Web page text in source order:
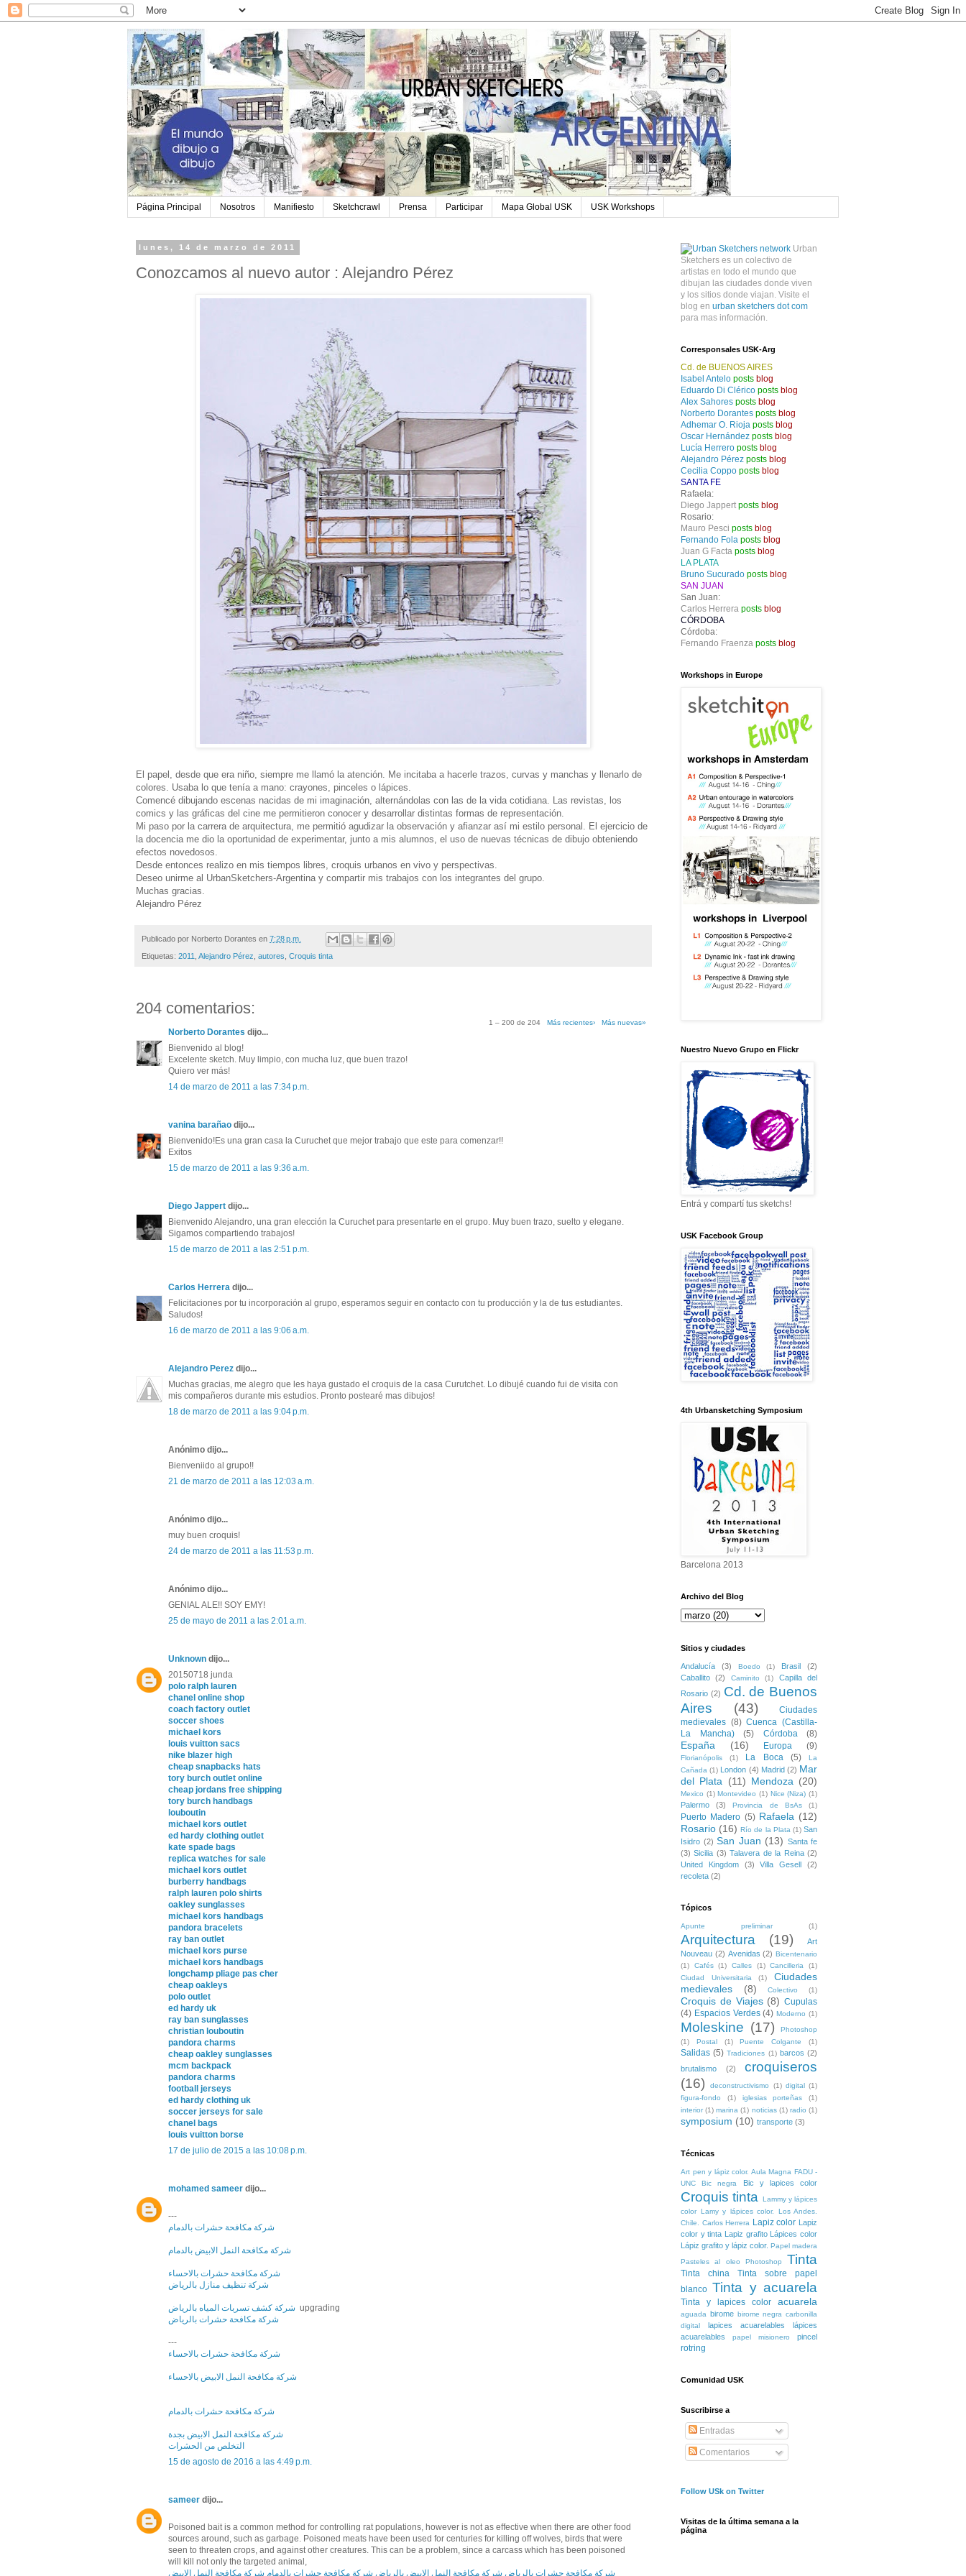
Página Principal Nosotros Manifiesto Sketchcrawl Prensa Participar Mapa Global USK USK Workshops
lunes, 14 de marzo de 2011
Conozcamos al nuevo autor : Alejandro Pérez
El papel, desde que era niño, siempre me llamó la atención. Me incitaba a hacerle trazos, curvas y manchas y llenarlo de
colores. Usaba lo que tenía a mano: crayones, pinceles o lápices.
Comencé dibujando escenas nacidas de mi imaginación, alternándolas con las de la vida cotidiana. Las revistas, los
comics y las gráficas del cine me permitieron conocer y desarrollar distintas formas de representación.
Mi paso por la carrera de arquitectura, me permitió agudizar la observación y afianzar así mi estilo personal. El ejercicio de
la docencia me dio la oportunidad de experimentar, junto a mis alumnos, el uso de nuevas técnicas de dibujo obteniendo
efectos novedosos.
Desde entonces realizo en mis tiempos libres, croquis urbanos en vivo y perspectivas.
Deseo unirme al UrbanSketchers-Argentina y compartir mis trabajos con los integrantes del grupo.
Muchas gracias.
Alejandro Pérez
Publicado por Norberto Dorantes en 7:28 p.m.
Etiquetas: 2011, Alejandro Pérez, autores, Croquis tinta
204 comentarios:
1 – 200 de 204 Más recientes› Más nuevas»
Norberto Dorantes dijo...
Bienvenido al blog!
Excelente sketch. Muy limpio, con mucha luz, que buen trazo!
Quiero ver más!
14 de marzo de 2011 a las 7:34 p.m.
vanina barañao dijo...
Bienvenido!Es una gran casa la Curuchet que mejor trabajo que este para comenzar!!
Exitos
15 de marzo de 2011 a las 9:36 a.m.
Diego Jappert dijo...
Bienvenido Alejandro, una gran elección la Curuchet para presentarte en el grupo. Muy buen trazo, suelto y elegane.
Sigamos compartiendo trabajos!
15 de marzo de 2011 a las 2:51 p.m.
Carlos Herrera dijo...
Felicitaciones por tu incorporación al grupo, esperamos seguir en contacto con tu producción y la de tus estudiantes.
Saludos!
16 de marzo de 2011 a las 9:06 a.m.
Alejandro Perez dijo...
Muchas gracias, me alegro que les haya gustado el croquis de la casa Curutchet. Lo dibujé cuando fui de visita con
mis compañeros durante mis estudios. Pronto postearé mas dibujos!
18 de marzo de 2011 a las 9:04 p.m.
Anónimo dijo...
Bienveniido al grupo!!
21 de marzo de 2011 a las 12:03 a.m.
Anónimo dijo...
muy buen croquis!
24 de marzo de 2011 a las 11:53 p.m.
Anónimo dijo...
GENIAL ALE!! SOY EMY!
25 de mayo de 2011 a las 2:01 a.m.
Unknown dijo...
20150718 junda
polo ralph lauren
chanel online shop
coach factory outlet
soccer shoes
michael kors
louis vuitton sacs
nike blazer high
cheap snapbacks hats
tory burch outlet online
cheap jordans free shipping
tory burch handbags
louboutin
michael kors outlet
ed hardy clothing outlet
kate spade bags
replica watches for sale
michael kors outlet
burberry handbags
ralph lauren polo shirts
oakley sunglasses
michael kors handbags
pandora bracelets
ray ban outlet
michael kors purse
michael kors handbags
longchamp pliage pas cher
cheap oakleys
polo outlet
ed hardy uk
ray ban sunglasses
christian louboutin
pandora charms
cheap oakley sunglasses
mcm backpack
pandora charms
football jerseys
ed hardy clothing uk
soccer jerseys for sale
chanel bags
louis vuitton borse
17 de julio de 2015 a las 10:08 p.m.
mohamed sameer dijo...
---
شركة مكافحة حشرات بالدمام
شركة مكافحة النمل الابيض بالدمام
شركة مكافحة حشرات بالاحساء
شركة تنظيف منازل بالرياض
شركة كشف تسربات المياه بالرياض upgrading
شركة مكافحة حشرات بالرياض
---
شركة مكافحة حشرات بالاحساء
شركة مكافحة النمل الابيض بالاحساء
شركة مكافحة حشرات بالدمام
شركة مكافحة النمل الابيض بجدة
التخلص من الحشرات
15 de agosto de 2016 a las 4:49 p.m.
sameer dijo...
Poisoned bait is a common method for controlling rat populations, however is not as effective when there are other food
sources around, such as garbage. Poisoned meats have been used for centuries for killing off wolves, birds that were
seen to threaten crops, and against other creatures. This can be a problem, since a carcass which has been poisoned
will kill not only the targeted animal,
شركة مكافحة حشرات بالرياض شركة مكافحة النمل الابيض بالرياض شركة مكافحة حشرات بالدمام شركة مكافحة النمل الابيض
Urban
Sketchers es un colectivo de
artistas en todo el mundo que
dibujan las ciudades donde viven
y los sitios donde viajan. Visite el
blog en urban sketchers dot com
para mas información.
Corresponsales USK-Arg
Cd. de BUENOS AIRES
Isabel Antelo posts blog
Eduardo Di Clérico posts blog
Alex Sahores posts blog
Norberto Dorantes posts blog
Adhemar O. Rioja posts blog
Oscar Hernández posts blog
Lucía Herrero posts blog
Alejandro Pérez posts blog
Cecilia Coppo posts blog
SANTA FE
Rafaela:
Diego Jappert posts blog
Rosario:
Mauro Pesci posts blog
Fernando Fola posts blog
Juan G Facta posts blog
LA PLATA
Bruno Sucurado posts blog
SAN JUAN
San Juan:
Carlos Herrera posts blog
CÓRDOBA
Córdoba:
Fernando Fraenza posts blog
Workshops in Europe
Nuestro Nuevo Grupo en Flickr
Entrá y compartí tus sketchs!
USK Facebook Group
4th Urbansketching Symposium
Barcelona 2013
Archivo del Blog
Sitios y ciudades
Andalucía (3) Boedo (1) Brasil
(2)
Caballito
(2) Caminito (1)
Capilla del
Rosario (2) Cd. de Buenos
Aires
(43)
Ciudades
medievales (8) Cuenca (Castilla-
La Mancha)
(5) Córdoba (8)
España (16) Europa (9)
Florianópolis (1) La Boca (5)
La
Cañada (1) London (4) Madrid (2) Mar
del Plata (11) Mendoza (20)
Mexico (1) Montevideo (1) Nice (Niza) (1)
Palermo (3) Provincia de BsAs (1)
Puerto Madero (5) Rafaela (12)
Rosario (16) Río de la Plata (1) San
Isidro (2) San Juan (13) Santa fe
(3) Sicilia (3) Talavera de la Reina (2)
United Kingdom
(3) Villa Gesell
(2)
recoleta (2)
Tópicos
Apunte preliminar (1)
Arquitectura (19)
Art
Nouveau (2) Avenidas (2) Bicentenario
(1)
Cafés (1) Calles (1) Cancilleria
(1)
Ciudad Universitaria
(1)
Ciudades
medievales
(8) Colectivo (1)
Croquis de Viajes (8) Cupulas
(4) Espacios Verdes (4) Moderno (1)
Moleskine (17)
Photoshop
(1)
Postal (1) Puente Colgante (1)
Salidas (5) Tradiciones (1) barcos (2)
brutalismo
(2)
croquiseros
(16)
deconstructivismo (1) digital
(1)
figura-fondo
(1) iglesias porteñas
(1)
interior (1) marina (1) noticias (1) radio (1)
symposium (10) transporte (3)
Técnicas
Art pen y lápiz color. Aula Magna FADU -
UNC
Bic negra Bic y lapices color
Croquis tinta
Lammy y lápices
color
Lamy y lápices color. Los Andes.
Chile. Carlos Herrera Lapiz color
Lapiz
color y tinta
Lapiz grafito
Lápices color
Lápiz grafito y lápiz color. Papel madera
Pasteles al oleo
Photoshop Tinta
Tinta china
Tinta sobre papel
blanco Tinta y acuarela
Tinta y lapices color acuarela
aguada birome birome negra carbonilla
digital
lapices acuarelables
lápices
acuarelables
papel misionero pincel
rotring
Comunidad USK
Suscribirse a
Entradas
Comentarios
Follow USk on Twitter
Visitas de la última semana a la
página